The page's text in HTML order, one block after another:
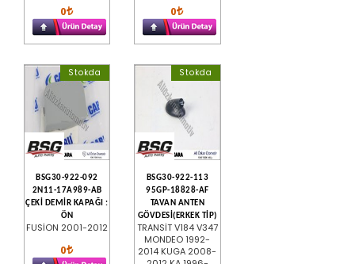
0 0
Stokda
BSG30-922-092
2N11-17A989-AB
ÇEKİ DEMİR KAPAĞI :
ÖN
FUSİON 2001-2012
0
Stokda
BSG30-922-113
95GP-18828-AF
TAVAN ANTEN
GÖVDESİ(ERKEK TİP)
TRANSİT V184 V347
MONDEO 1992-
2014 KUGA 2008-